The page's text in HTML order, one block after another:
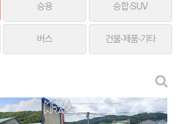
승용 승합·SUV
버스 건물·제품·기타